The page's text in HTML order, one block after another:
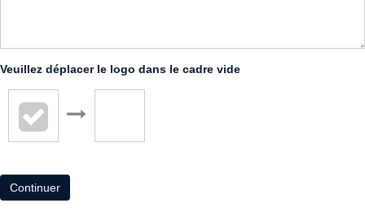
Veuillez déplacer le logo dans le cadre vide
Continuer